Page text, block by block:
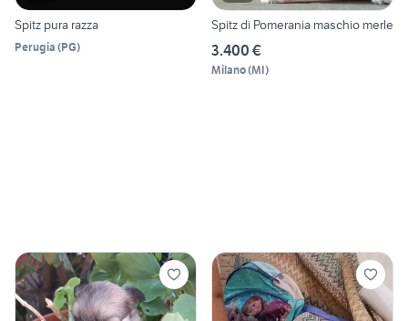
Spitz pura razza
Perugia (PG)
Spitz di Pomerania maschio merle
3.400 €
Milano(MI)